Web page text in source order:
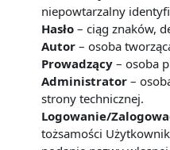
niepowtarzalny
Hasło – ciąg znaków,
Autor – osoba
Prowadzący – osoba
Administrator –
strony technicznej.
Logowanie/
tożsamości